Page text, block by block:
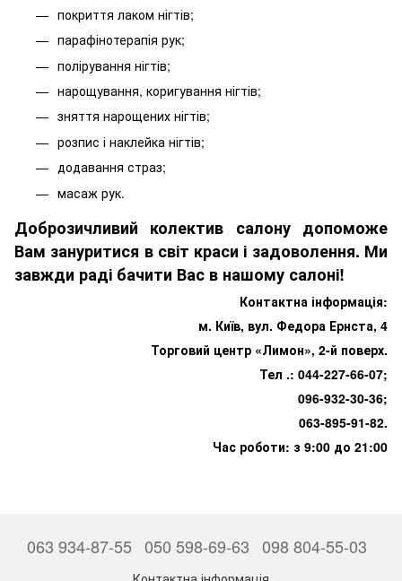
покриття лаком нігтів;
парафінотерапія рук;
полірування нігтів;
нарощування, коригування нігтів;
зняття нарощених нігтів;
розпис і наклейка нігтів;
додавання страз;
масаж рук.
Доброзичливий колектив салону допоможе
Вам зануритися в світ краси і задоволення. Ми
завжди раді бачити Вас в нашому салоні!
Контактна інформація:
м. Київ, вул. Федора Ернста, 4
Торговий центр «Лимон», 2-й поверх.
Тел .: 044-227-66-07;
096-932-30-36;
063-895-91-82.
Час роботи: з 9:00 до 21:00
063 934-87-55 050 598-69-63 098 804-55-03